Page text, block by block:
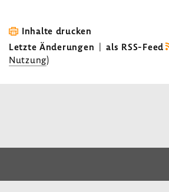
Inhalte drucken
Letzte Änderungen | als RSS-Feed
Nutzung)